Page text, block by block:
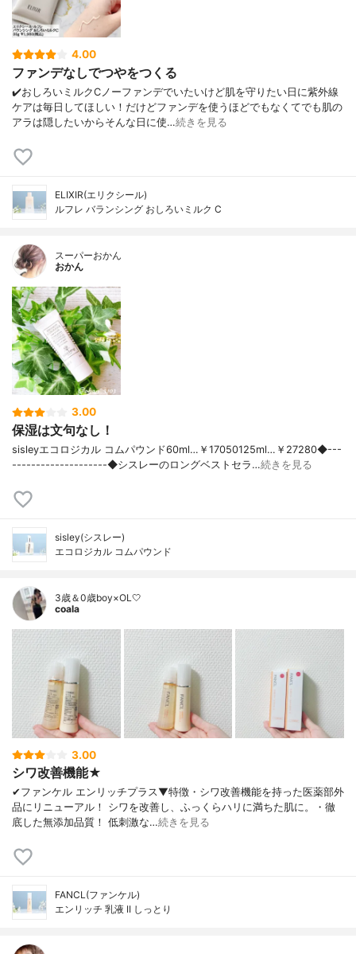
4.00
ファンデなしでつやをつくる
✔️おしろいミルクCノーファンデでいたいけど肌を守りたい日に紫外線
ケアは毎日してほしい！だけどファンデを使うほどでもなくてでも肌の
アラは隠したいからそんな日に使…続きを見る
ELIXIR(エリクシール)
ルフレ バランシング おしろいミルク C
スーパーおかん
おかん
3.00
保湿は文句なし！
sisleyエコロジカル コムパウンド60ml…￥17050125ml…￥27280◆---
--------------------◆シスレーのロングベストセラ…続きを見る
sisley(シスレー)
エコロジカル コムパウンド
3歳＆0歳boy×OL🤍
coala
3.00
シワ改善機能★
✔︎ファンケル エンリッチプラス▼特徴・シワ改善機能を持った医薬部外
品にリニューアル！ シワを改善し、ふっくらハリに満ちた肌に。・徹
底した無添加品質！ 低刺激な…続きを見る
FANCL(ファンケル)
エンリッチ 乳液 II しっとり